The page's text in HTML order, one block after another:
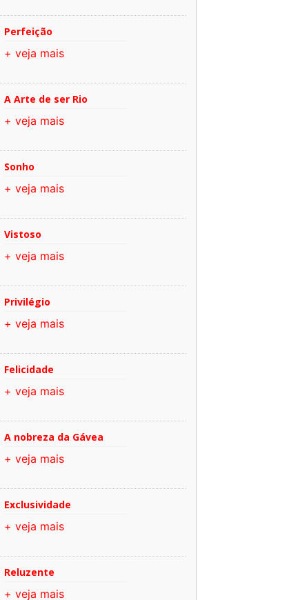
Perfeição
+ veja mais
A Arte de ser Rio
+ veja mais
Sonho
+ veja mais
Vistoso
+ veja mais
Privilégio
+ veja mais
Felicidade
+ veja mais
A nobreza da Gávea
+ veja mais
Exclusividade
+ veja mais
Reluzente
+ veja mais